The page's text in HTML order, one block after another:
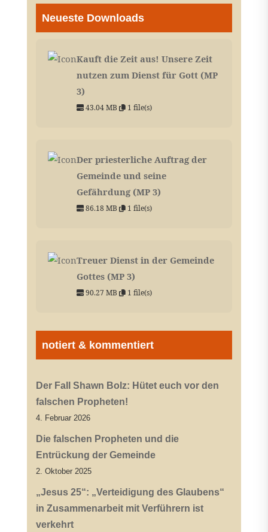
Neueste Downloads
Kauft die Zeit aus! Unsere Zeit
nutzen zum Dienst für Gott (MP
3)
43.04 MB 1 file(s)
Der priesterliche Auftrag der
Gemeinde und seine
Gefährdung (MP 3)
86.18 MB 1 file(s)
Treuer Dienst in der Gemeinde
Gottes (MP 3)
90.27 MB 1 file(s)
notiert & kommentiert
Der Fall Shawn Bolz: Hütet euch vor den
falschen Propheten!
4. Februar 2026
Die falschen Propheten und die
Entrückung der Gemeinde
2. Oktober 2025
„Jesus 25“: „Verteidigung des Glaubens“
in Zusammenarbeit mit Verführern ist
verkehrt